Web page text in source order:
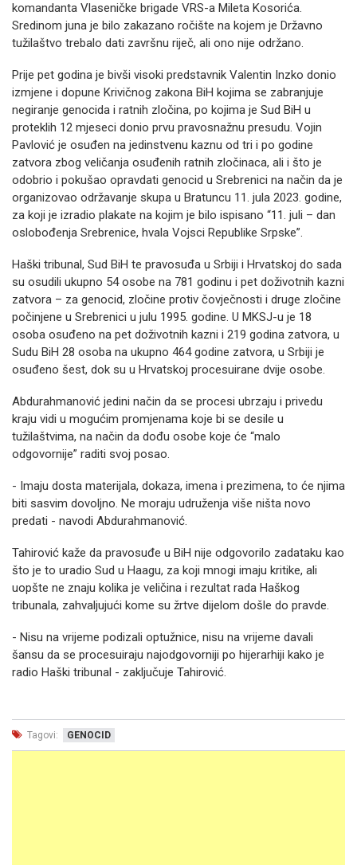
komandanta Vlaseničke brigade VRS-a Mileta Kosorića.
Sredinom juna je bilo zakazano ročište na kojem je Državno
tužilaštvo trebalo dati završnu riječ, ali ono nije održano.
Prije pet godina je bivši visoki predstavnik Valentin Inzko donio
izmjene i dopune Krivičnog zakona BiH kojima se zabranjuje
negiranje genocida i ratnih zločina, po kojima je Sud BiH u
proteklih 12 mjeseci donio prvu pravosnažnu presudu. Vojin
Pavlović je osuđen na jedinstvenu kaznu od tri i po godine
zatvora zbog veličanja osuđenih ratnih zločinaca, ali i što je
odobrio i pokušao opravdati genocid u Srebrenici na način da je
organizovao održavanje skupa u Bratuncu 11. jula 2023. godine,
za koji je izradio plakate na kojim je bilo ispisano “11. juli – dan
oslobođenja Srebrenice, hvala Vojsci Republike Srpske”.
Haški tribunal, Sud BiH te pravosuđa u Srbiji i Hrvatskoj do sada
su osudili ukupno 54 osobe na 781 godinu i pet doživotnih kazni
zatvora – za genocid, zločine protiv čovječnosti i druge zločine
počinjene u Srebrenici u julu 1995. godine. U MKSJ-u je 18
osoba osuđeno na pet doživotnih kazni i 219 godina zatvora, u
Sudu BiH 28 osoba na ukupno 464 godine zatvora, u Srbiji je
osuđeno šest, dok su u Hrvatskoj procesuirane dvije osobe.
Abdurahmanović jedini način da se procesi ubrzaju i privedu
kraju vidi u mogućim promjenama koje bi se desile u
tužilaštvima, na način da dođu osobe koje će “malo
odgovornije” raditi svoj posao.
- Imaju dosta materijala, dokaza, imena i prezimena, to će njima
biti sasvim dovoljno. Ne moraju udruženja više ništa novo
predati - navodi Abdurahmanović.
Tahirović kaže da pravosuđe u BiH nije odgovorilo zadataku kao
što je to uradio Sud u Haagu, za koji mnogi imaju kritike, ali
uopšte ne znaju kolika je veličina i rezultat rada Haškog
tribunala, zahvaljujući kome su žrtve dijelom došle do pravde.
- Nisu na vrijeme podizali optužnice, nisu na vrijeme davali
šansu da se procesuiraju najodgovorniji po hijerarhiji kako je
radio Haški tribunal - zaključuje Tahirović.
Tagovi: GENOCID